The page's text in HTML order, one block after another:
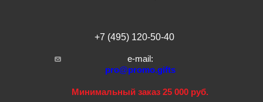
+7 (495) 120-50-40
e-mail:
pro@promo.gifts
Минимальный заказ 25 000 руб.